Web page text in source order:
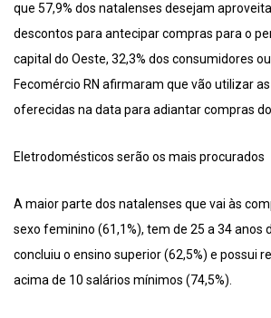
que 57,9% dos natalenses desejam
descontos para antecipar compras para o
capital do Oeste, 32,3% dos consumidores
Fecomércio RN afirmaram que vão utilizar
oferecidas na data para adiantar compras
Eletrodomésticos serão os mais procurados
A maior parte dos natalenses que vai às
sexo feminino (61,1%), tem de 25 a 34 anos
concluiu o ensino superior (62,5%) e possui
acima de 10 salários mínimos (74,5%).